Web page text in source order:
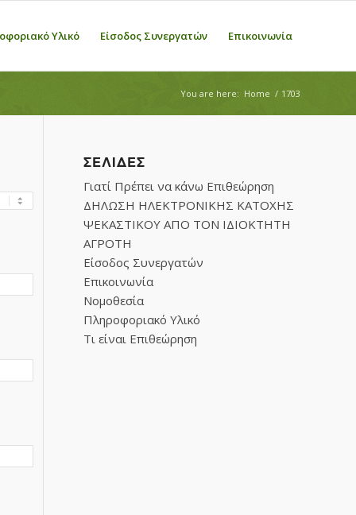
Υλικό Είσοδος Συνεργατών Επικοινωνία
You are here: Home / 1703
ΣΕΛΊΔΕΣ
Γιατί Πρέπει να κάνω Επιθεώρηση
ΔΗΛΩΣΗ ΗΛΕΚΤΡΟΝΙΚΗΣ ΚΑΤΟΧΗΣ
ΨΕΚΑΣΤΙΚΟΥ ΑΠΟ ΤΟΝ ΙΔΙΟΚΤΗΤΗ
ΑΓΡΟΤΗ
Είσοδος Συνεργατών
Επικοινωνία
Νομοθεσία
Πληροφοριακό Υλικό
Τι είναι Επιθεώρηση